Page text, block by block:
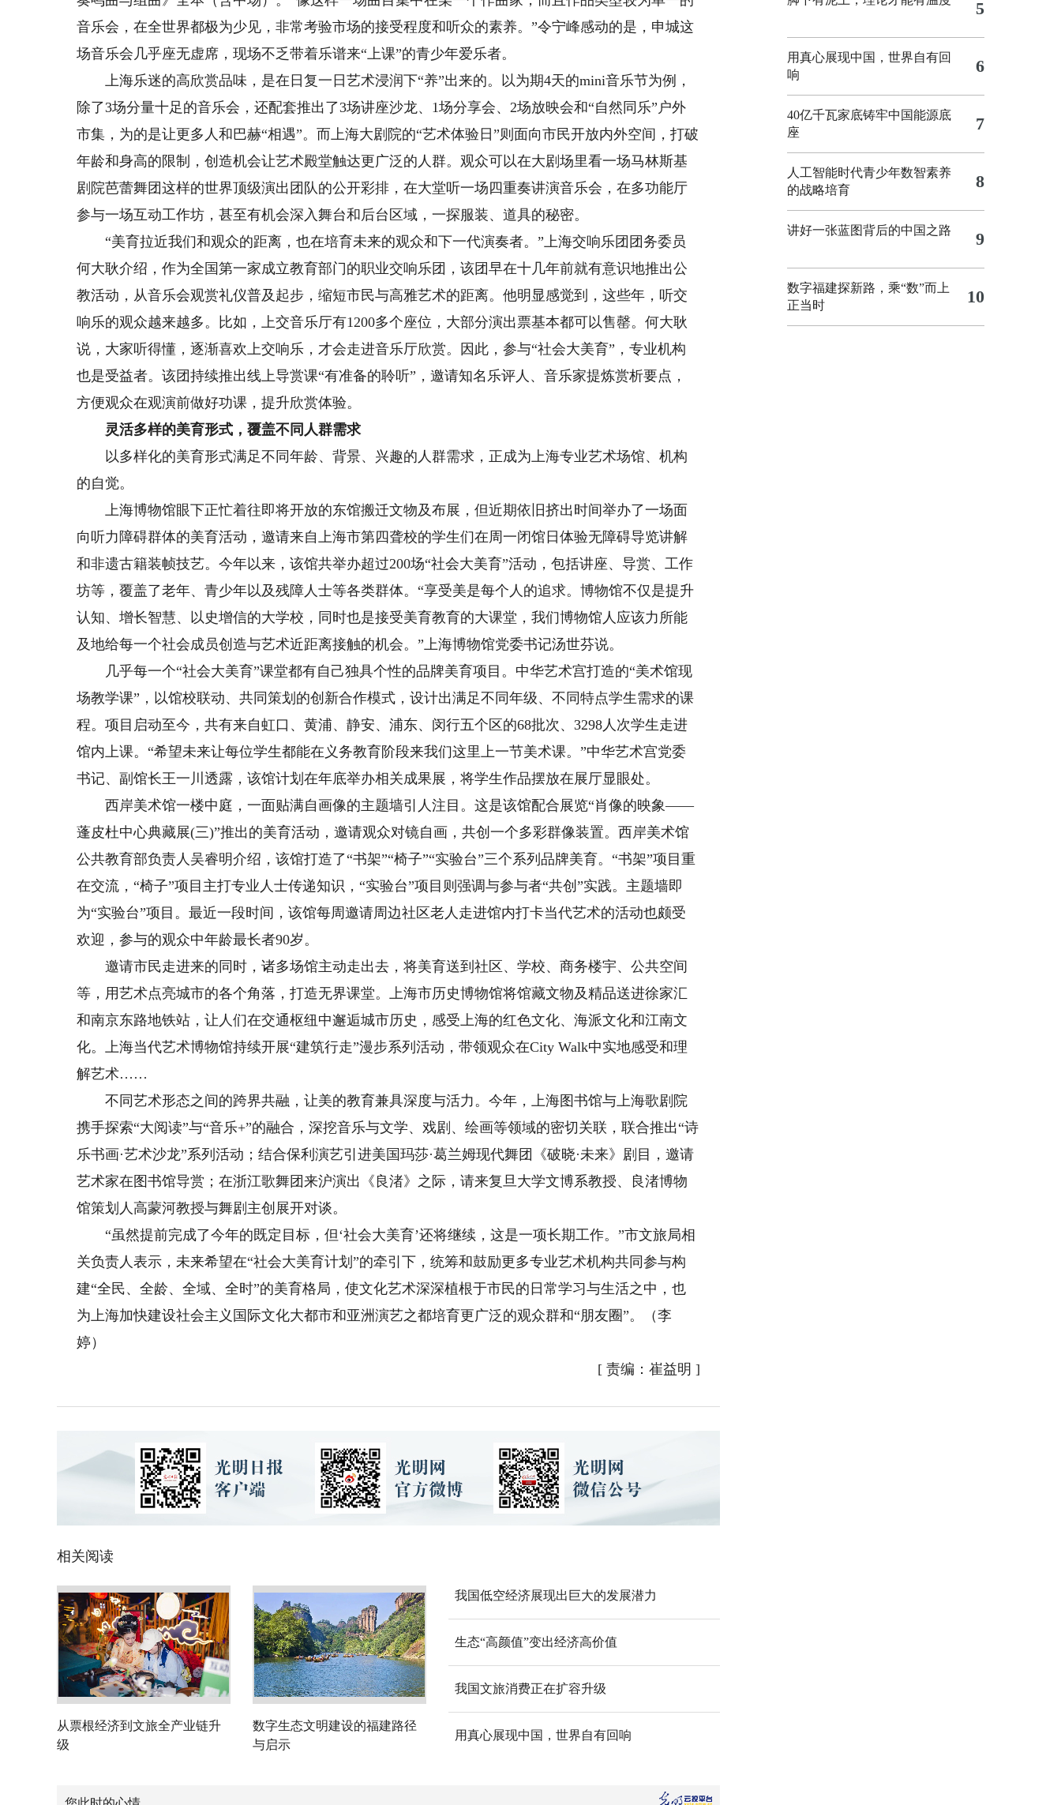
音乐会，在全世界都极为少见，非常考验市场的接受程度和听众的素养。”令宁峰感动的是，申城这
场音乐会几乎座无虚席，现场不乏带着乐谱来“上课”的青少年爱乐者。
上海乐迷的高欣赏品味，是在日复一日艺术浸润下“养”出来的。以为期4天的mini音乐节为例，
除了3场分量十足的音乐会，还配套推出了3场讲座沙龙、1场分享会、2场放映会和“自然同乐”户外
市集，为的是让更多人和巴赫“相遇”。而上海大剧院的“艺术体验日”则面向市民开放内外空间，打破
年龄和身高的限制，创造机会让艺术殿堂触达更广泛的人群。观众可以在大剧场里看一场马林斯基
剧院芭蕾舞团这样的世界顶级演出团队的公开彩排，在大堂听一场四重奏讲演音乐会，在多功能厅
参与一场互动工作坊，甚至有机会深入舞台和后台区域，一探服装、道具的秘密。
“美育拉近我们和观众的距离，也在培育未来的观众和下一代演奏者。”上海交响乐团团务委员
何大耿介绍，作为全国第一家成立教育部门的职业交响乐团，该团早在十几年前就有意识地推出公
教活动，从音乐会观赏礼仪普及起步，缩短市民与高雅艺术的距离。他明显感觉到，这些年，听交
响乐的观众越来越多。比如，上交音乐厅有1200多个座位，大部分演出票基本都可以售罄。何大耿
说，大家听得懂，逐渐喜欢上交响乐，才会走进音乐厅欣赏。因此，参与“社会大美育”，专业机构
也是受益者。该团持续推出线上导赏课“有准备的聆听”，邀请知名乐评人、音乐家提炼赏析要点，
方便观众在观演前做好功课，提升欣赏体验。
灵活多样的美育形式，覆盖不同人群需求
以多样化的美育形式满足不同年龄、背景、兴趣的人群需求，正成为上海专业艺术场馆、机构
的自觉。
上海博物馆眼下正忙着往即将开放的东馆搬迁文物及布展，但近期依旧挤出时间举办了一场面
向听力障碍群体的美育活动，邀请来自上海市第四聋校的学生们在周一闭馆日体验无障碍导览讲解
和非遗古籍装帧技艺。今年以来，该馆共举办超过200场“社会大美育”活动，包括讲座、导赏、工作
坊等，覆盖了老年、青少年以及残障人士等各类群体。“享受美是每个人的追求。博物馆不仅是提升
认知、增长智慧、以史增信的大学校，同时也是接受美育教育的大课堂，我们博物馆人应该力所能
及地给每一个社会成员创造与艺术近距离接触的机会。”上海博物馆党委书记汤世芬说。
几乎每一个“社会大美育”课堂都有自己独具个性的品牌美育项目。中华艺术宫打造的“美术馆现
场教学课”，以馆校联动、共同策划的创新合作模式，设计出满足不同年级、不同特点学生需求的课
程。项目启动至今，共有来自虹口、黄浦、静安、浦东、闵行五个区的68批次、3298人次学生走进
馆内上课。“希望未来让每位学生都能在义务教育阶段来我们这里上一节美术课。”中华艺术宫党委
书记、副馆长王一川透露，该馆计划在年底举办相关成果展，将学生作品摆放在展厅显眼处。
西岸美术馆一楼中庭，一面贴满自画像的主题墙引人注目。这是该馆配合展览“肖像的映象——
蓬皮杜中心典藏展(三)”推出的美育活动，邀请观众对镜自画，共创一个多彩群像装置。西岸美术馆
公共教育部负责人吴睿明介绍，该馆打造了“书架”“椅子”“实验台”三个系列品牌美育。“书架”项目重
在交流，“椅子”项目主打专业人士传递知识，“实验台”项目则强调与参与者“共创”实践。主题墙即
为“实验台”项目。最近一段时间，该馆每周邀请周边社区老人走进馆内打卡当代艺术的活动也颇受
欢迎，参与的观众中年龄最长者90岁。
邀请市民走进来的同时，诸多场馆主动走出去，将美育送到社区、学校、商务楼宇、公共空间
等，用艺术点亮城市的各个角落，打造无界课堂。上海市历史博物馆将馆藏文物及精品送进徐家汇
和南京东路地铁站，让人们在交通枢纽中邂逅城市历史，感受上海的红色文化、海派文化和江南文
化。上海当代艺术博物馆持续开展“建筑行走”漫步系列活动，带领观众在City Walk中实地感受和理
解艺术……
不同艺术形态之间的跨界共融，让美的教育兼具深度与活力。今年，上海图书馆与上海歌剧院
携手探索“大阅读”与“音乐+”的融合，深挖音乐与文学、戏剧、绘画等领域的密切关联，联合推出“诗
乐书画·艺术沙龙”系列活动；结合保利演艺引进美国玛莎·葛兰姆现代舞团《破晓·未来》剧目，邀请
艺术家在图书馆导赏；在浙江歌舞团来沪演出《良渚》之际，请来复旦大学文博系教授、良渚博物
馆策划人高蒙河教授与舞剧主创展开对谈。
“虽然提前完成了今年的既定目标，但‘社会大美育’还将继续，这是一项长期工作。”市文旅局相
关负责人表示，未来希望在“社会大美育计划”的牵引下，统筹和鼓励更多专业艺术机构共同参与构
建“全民、全龄、全域、全时”的美育格局，使文化艺术深深植根于市民的日常学习与生活之中，也
为上海加快建设社会主义国际文化大都市和亚洲演艺之都培育更广泛的观众群和“朋友圈”。（李
婷）
[ 责编：崔益明 ]
相关阅读
从票根经济到文旅全产业链升
级
数字生态文明建设的福建路径
与启示
我国低空经济展现出巨大的发展潜力
生态“高颜值”变出经济高价值
我国文旅消费正在扩容升级
用真心展现中国，世界自有回响
5
用真心展现中国，世界自有回
响
6
40亿千瓦家底铸牢中国能源底
座
7
人工智能时代青少年数智素养
的战略培育
8
讲好一张蓝图背后的中国之路 9
数字福建探新路，乘“数”而上
正当时
10